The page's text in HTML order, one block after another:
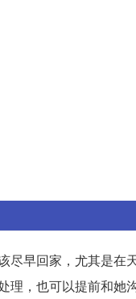
尽早回家，尤其是在
理，也可以提前和她